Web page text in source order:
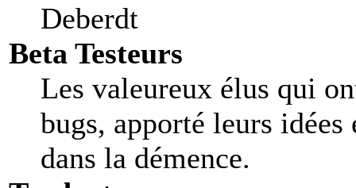
Deberdt
Beta Testeurs
Les valeureux élus qui
bugs, apporté leurs
dans la démence.